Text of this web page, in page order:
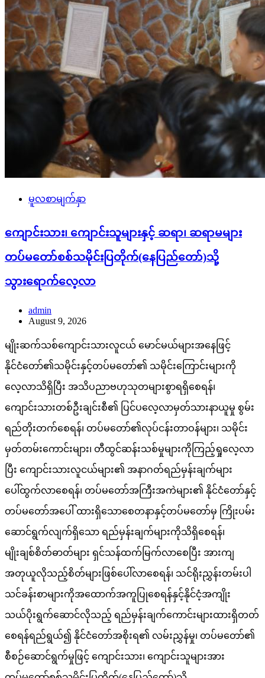
မူလစာမျက်နှာ
ကျောင်းသား၊ ကျောင်းသူများနှင့် ဆရာ၊ ဆရာမများ
တပ်မတော်စစ်သမိုင်းပြတိုက်(နေပြည်တော်)သို့
သွားရောက်လေ့လာ
admin
August 9, 2026
မျိုးဆက်သစ်ကျောင်းသားလူငယ် မောင်မယ်များအနေဖြင့်
နိုင်ငံတော်၏သမိုင်းနှင့်တပ်မတော်၏ သမိုင်းကြောင်းများကို
လေ့လာသိရှိပြီး အသိပညာဗဟုသုတများစွာရရှိစေရန်၊
ကျောင်းသားတစ်ဦးချင်းစီ၏ ပြင်ပလေ့လာမှတ်သားနာယူမှု စွမ်း
ရည်တိုးတက်စေရန်၊ တပ်မတော်၏လုပ်ငန်းတာဝန်များ၊ သမိုင်း
မှတ်တမ်းကောင်းများ၊ တီထွင်ဆန်းသစ်မှုများကိုကြည့်ရှုလေ့လာ
ပြီး ကျောင်းသားလူငယ်များ၏ အနာဂတ်ရည်မှန်းချက်များ
ပေါ်ထွက်လာစေရန်၊ တပ်မတော်အကြီးအကဲများ၏ နိုင်ငံတော်နှင့်
တပ်မတော်အပေါ် ထားရှိသောစေတနာနှင့်တပ်မတော်မှ ကြိုးပမ်း
ဆောင်ရွက်လျက်ရှိသော ရည်မှန်းချက်များကိုသိရှိစေရန်၊
မျိုးချစ်စိတ်ဓာတ်များ ရှင်သန်ထက်မြက်လာစေပြီး အားကျ
အတုယူလိုသည့်စိတ်များဖြစ်ပေါ်လာစေရန်၊ သင်ရိုးညွှန်းတမ်းပါ
သင်ခန်းစာများကိုအထောက်အကူပြုစေရန်နှင့်နိုင်ငံ့အကျိုး
သယ်ပိုးရွက်ဆောင်လိုသည့် ရည်မှန်းချက်ကောင်းများထားရှိတတ်
စေရန်ရည်ရွယ်၍ နိုင်ငံတော်အစိုးရ၏ လမ်းညွှန်မှု၊ တပ်မတော်၏
စီစဉ်ဆောင်ရွက်မှုဖြင့် ကျောင်းသား၊ ကျောင်းသူများအား